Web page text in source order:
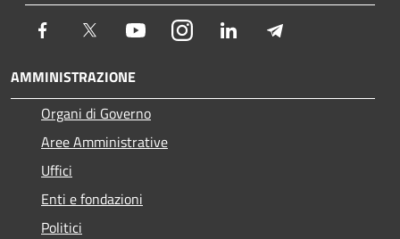
Facebook Twitter YoutubeInstagram LinkedIn
AMMINISTRAZIONE
Organi di Governo
Aree Amministrative
Uffici
Enti e fondazioni
Politici